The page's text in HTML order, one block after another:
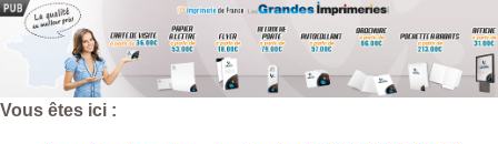
Vous êtes ici :